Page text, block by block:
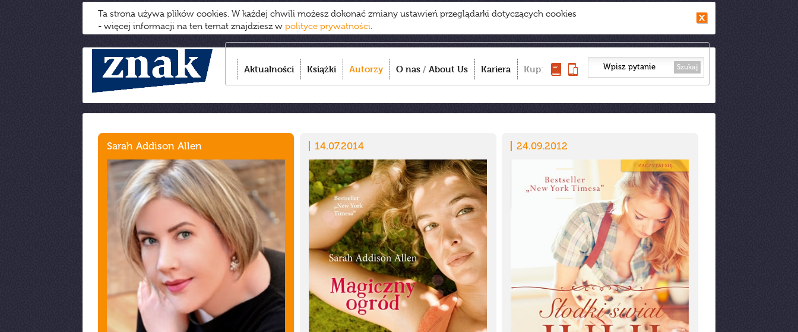
Ta strona używa plików cookies. W każdej chwili możesz dokonać zmiany ustawień przeglądarki dotyczących cookies
- więcej informacji na ten temat znajdziesz w polityce prywatności.
Aktualności Książki Autorzy O nas / About Us Kariera Kup: Szukaj
Sarah Addison Allen 14.07.2014 24.09.2012